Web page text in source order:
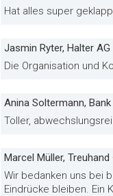
Hat alles super
Jasmin Ryter, Halter AG
Die Organisation und
Anina Soltermann, Bank
Toller,
Marcel Müller,
Wir bedanken uns bei
Eindrücke bleiben. Ein